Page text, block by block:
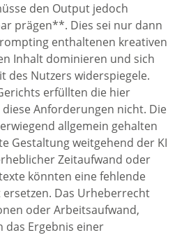
den Output jedoch
prägen**. Dies sei nur dann
enthaltenen kreativen
Inhalt dominieren und sich
des Nutzers widerspiegele.
erfüllten die hier
Anforderungen nicht. Die
allgemein gehalten
Gestaltung weitgehend der KI
Zeitaufwand oder
könnten eine fehlende
Das Urheberrecht
oder Arbeitsaufwand,
das Ergebnis einer